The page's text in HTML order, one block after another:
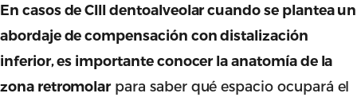
En casos de CIII dentoalveolar cuando se plantea un
abordaje de compensación con distalización
inferior, es importante conocer la anatomía de la
zona retromolarpara saber qué espacio ocupará el